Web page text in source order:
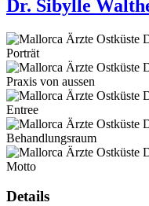
Dr. Sibylle
Details